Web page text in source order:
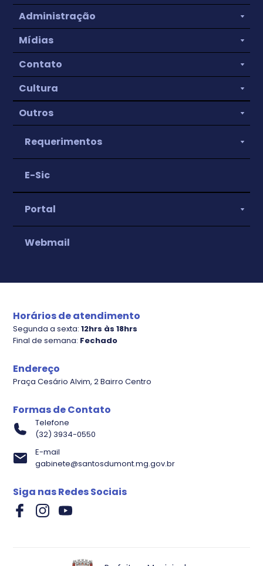
Administração
Mídias
Contato
Cultura
Outros
Requerimentos
E-Sic
Evolução Processos
Portal
Webmail
Horários de atendimento
Segunda a sexta:12hrs às 18hrs
Final de semana: Fechado
Endereço
Praça Cesário Alvim, 2 Bairro Centro
Formas de Contato
Telefone
(32) 3934-0550
E-mail
gabinete@santosdumont.mg.gov.br
Siga nas Redes Sociais